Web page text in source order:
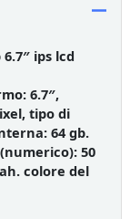
ips lcd
6.7″,
tipo di
64 gb.
50
colore del